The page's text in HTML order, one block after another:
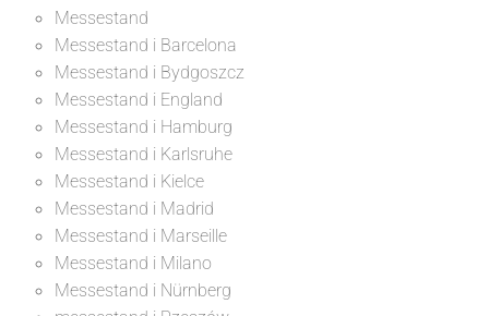
Messestand
Messestand i Barcelona
Messestand i Bydgoszcz
Messestand i England
Messestand i Hamburg
Messestand i Karlsruhe
Messestand i Kielce
Messestand i Madrid
Messestand i Marseille
Messestand i Milano
Messestand i Nürnberg